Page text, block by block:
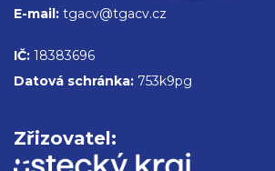
E-mail: tgacv@tgacv.cz
IČ: 18383696
Datová schránka: 753k9pg
Zřizovatel: